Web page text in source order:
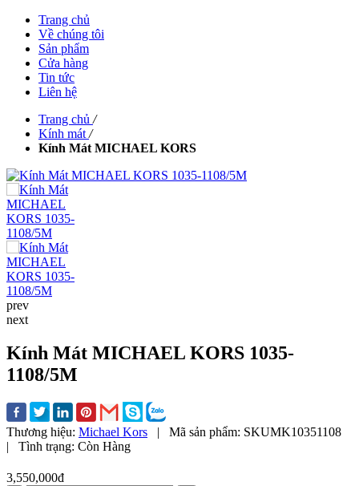
Trang chủ
Về chúng tôi
Sản phẩm
Cửa hàng
Tin tức
Liên hệ
Trang chủ /
Kính mát /
Kính Mát MICHAEL KORS
prev
next
Kính Mát MICHAEL KORS 1035-
1108/5M
Thương hiệu: Michael Kors | Mã sản phẩm: SKUMK10351108
|
Tình trạng: Còn Hàng
3,550,000đ